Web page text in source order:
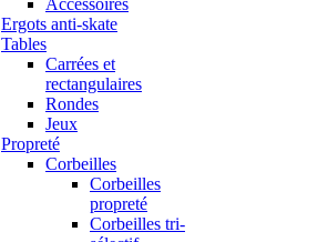
Accessoires
Ergots anti-skate
Tables
Carrées et
rectangulaires
Rondes
Jeux
Propreté
Corbeilles
Corbeilles
propreté
Corbeilles tri-